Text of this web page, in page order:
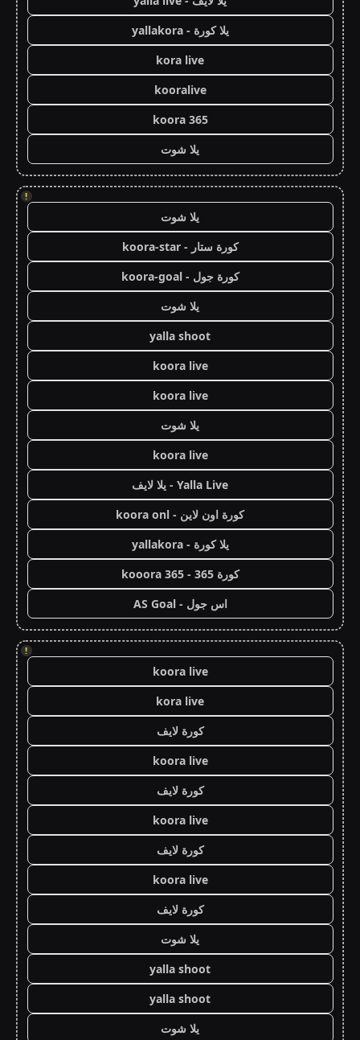
يلا كورة - yallakora
kora live
kooralive
koora 365
يلا شوت
!
يلا شوت
كورة ستار - koora-star
كورة جول - koora-goal
يلا شوت
yalla shoot
koora live
koora live
يلا شوت
koora live
Yalla Live - يلا لايف
كورة اون لاين - koora onl
يلا كورة - yallakora
كورة 365 - kooora 365
اس جول - AS Goal
!
koora live
kora live
كورة لايف
koora live
كورة لايف
koora live
كورة لايف
koora live
كورة لايف
يلا شوت
yalla shoot
yalla shoot
يلا شوت